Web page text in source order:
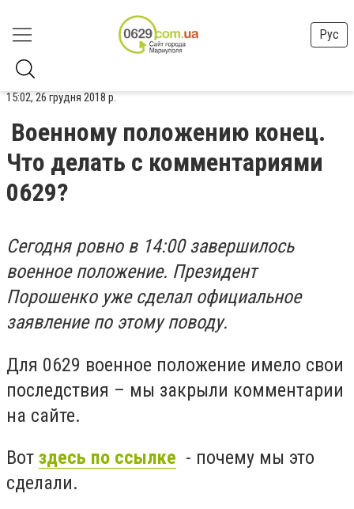
Рус
15:02, 26 грудня 2018 р.
Военному положению конец.
Что делать с комментариями
0629?
Сегодня ровно в 14:00 завершилось
военное положение. Президент
Порошенко уже сделал официальное
заявление по этому поводу.
Для 0629 военное положение имело свои
последствия – мы закрыли комментарии
на сайте.
Вот здесь по ссылке - почему мы это
сделали.